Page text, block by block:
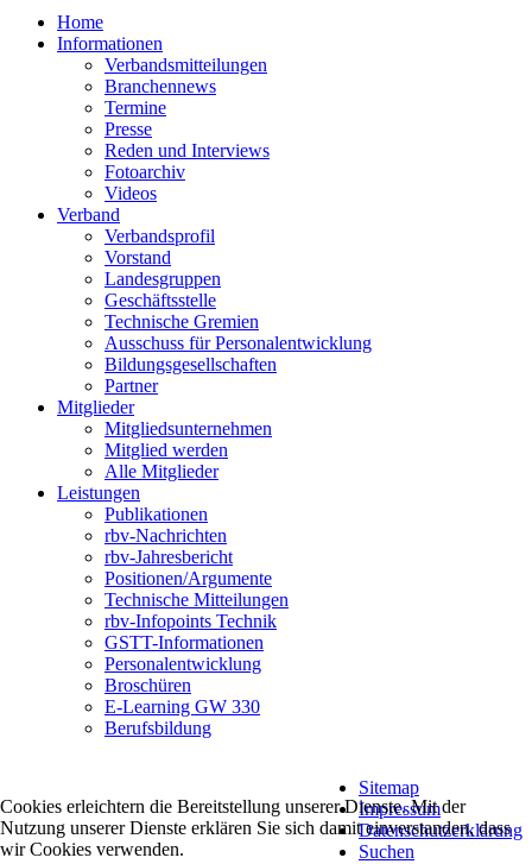
Home
Informationen
Verbandsmitteilungen
Branchennews
Termine
Presse
Reden und Interviews
Fotoarchiv
Videos
Verband
Verbandsprofil
Vorstand
Landesgruppen
Geschäftsstelle
Technische Gremien
Ausschuss für Personalentwicklung
Bildungsgesellschaften
Partner
Mitglieder
Mitgliedsunternehmen
Mitglied werden
Alle Mitglieder
Leistungen
Publikationen
rbv-Nachrichten
rbv-Jahresbericht
Positionen/Argumente
Technische Mitteilungen
rbv-Infopoints Technik
GSTT-Informationen
Personalentwicklung
Broschüren
E-Learning GW 330
Berufsbildung
Sitemap
Impressum
Datenschutzerklärung
Suchen
Cookies erleichtern die Bereitstellung unserer Dienste. Mit der
Nutzung unserer Dienste erklären Sie sich damit einverstanden, dass
wir Cookies verwenden.